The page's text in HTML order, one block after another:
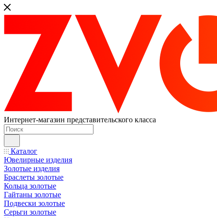
Интернет-магазин представительского класса
Каталог
Ювелирные изделия
Золотые изделия
Браслеты золотые
Кольца золотые
Гайтаны золотые
Подвески золотые
Серьги золотые